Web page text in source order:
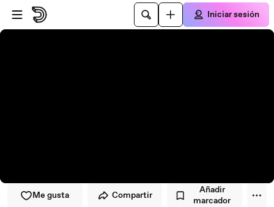
Saltar al reproductor
Saltar al contenido principal
Iniciar sesión
Me gusta Compartir
Añadir
marcador